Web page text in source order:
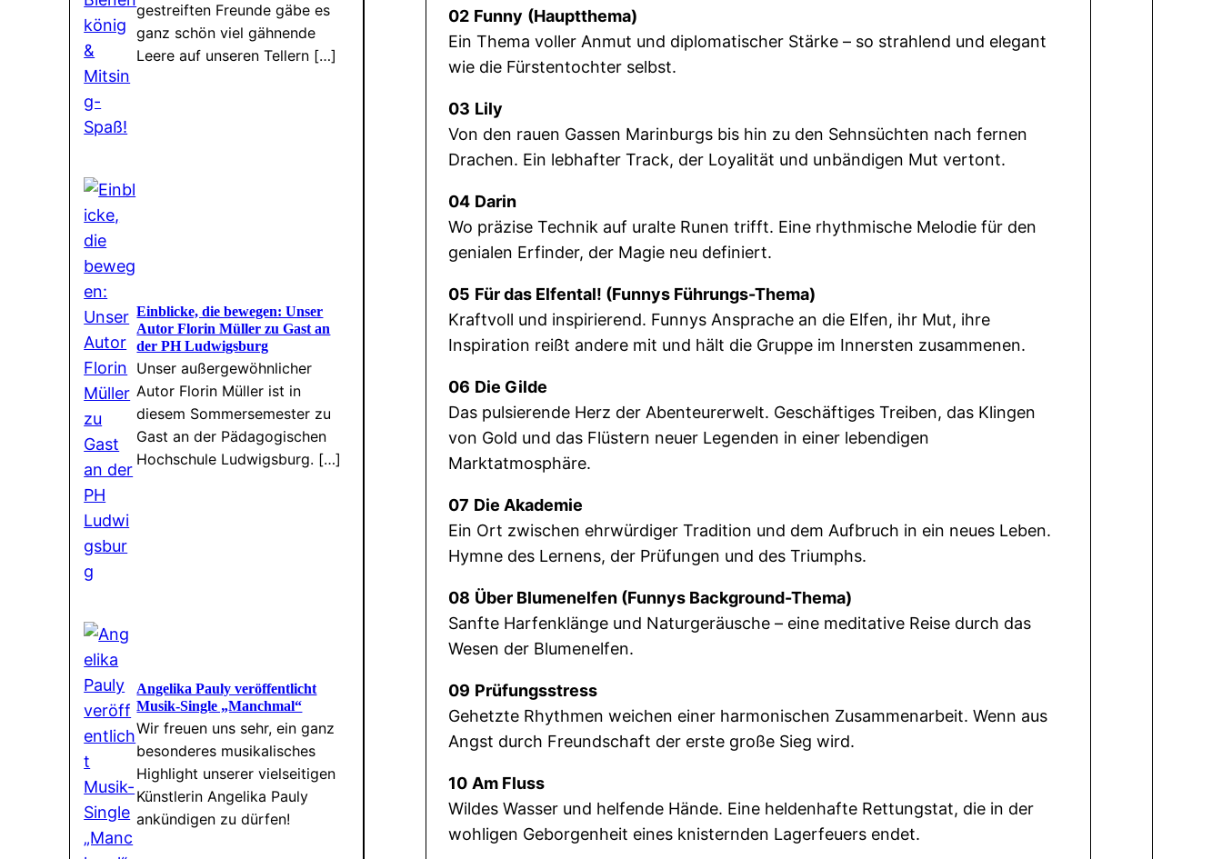
gestreiften Freunde gäbe es
ganz schön viel gähnende
Leere auf unseren Tellern […]
Einblicke, die bewegen: Unser
Autor Florin Müller zu Gast an
der PH Ludwigsburg
Unser außergewöhnlicher
Autor Florin Müller ist in
diesem Sommersemester zu
Gast an der Pädagogischen
Hochschule Ludwigsburg. […]
Angelika Pauly veröffentlicht
Musik-Single „Manchmal“
Wir freuen uns sehr, ein ganz
besonderes musikalisches
Highlight unserer vielseitigen
Künstlerin Angelika Pauly
ankündigen zu dürfen!
02 Funny (Hauptthema)
Ein Thema voller Anmut und diplomatischer Stärke – so strahlend und elegant
wie die Fürstentochter selbst.
03 Lily
Von den rauen Gassen Marinburgs bis hin zu den Sehnsüchten nach fernen
Drachen. Ein lebhafter Track, der Loyalität und unbändigen Mut vertont.
04 Darin
Wo präzise Technik auf uralte Runen trifft. Eine rhythmische Melodie für den
genialen Erfinder, der Magie neu definiert.
05 Für das Elfental! (Funnys Führungs-Thema)
Kraftvoll und inspirierend. Funnys Ansprache an die Elfen, ihr Mut, ihre
Inspiration reißt andere mit und hält die Gruppe im Innersten zusammenen.
06 Die Gilde
Das pulsierende Herz der Abenteurerwelt. Geschäftiges Treiben, das Klingen
von Gold und das Flüstern neuer Legenden in einer lebendigen
Marktatmosphäre.
07 Die Akademie
Ein Ort zwischen ehrwürdiger Tradition und dem Aufbruch in ein neues Leben.
Hymne des Lernens, der Prüfungen und des Triumphs.
08 Über Blumenelfen (Funnys Background-Thema)
Sanfte Harfenklänge und Naturgeräusche – eine meditative Reise durch das
Wesen der Blumenelfen.
09 Prüfungsstress
Gehetzte Rhythmen weichen einer harmonischen Zusammenarbeit. Wenn aus
Angst durch Freundschaft der erste große Sieg wird.
10 Am Fluss
Wildes Wasser und helfende Hände. Eine heldenhafte Rettungstat, die in der
wohligen Geborgenheit eines knisternden Lagerfeuers endet.